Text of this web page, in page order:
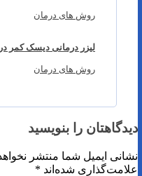
روش های درمان
لیزر درمانی دیسک کمر
روش های درمان
دیدگاهتان را بنویسید
نشانی ایمیل شما منتشر
علامت‌گذاری شده‌اند *